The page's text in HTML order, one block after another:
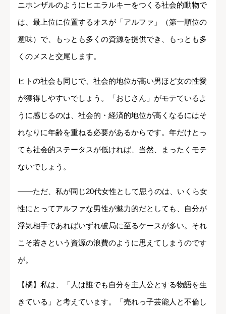
ニホンザルのようにヒエラルキーをつくる社会的動物で
は、最上位に位置するオスが「アルファ」（第一順位の
意味）で、もっとも多くの資源を提供でき、もっとも多
くのメスと交尾します。
ヒトの社会も同じで、社会的地位が高い男ほど女の性愛
が獲得しやすいでしょう。「おじさん」がモテているよ
うに感じるのは、社会的・経済的地位が高くなるにはそ
れなりに年齢を重ねる必要があるからです。年だけとっ
ても社会的ステータスが低ければ、当然、まったくモテ
ないでしょう。
――ただ、私が同じ20代女性として思うのは、いくら女
性にとってアルファな男性が魅力的だとしても、自分が
浮気相手であればいずれ破局に至るケースが多い。それ
こそ若さという資源の浪費のように思えてしまうのです
が。
【橘】私は、「人は誰でも自分を主人公とする物語を生
きている」と考えています。「売れっ子芸能人と不倫し